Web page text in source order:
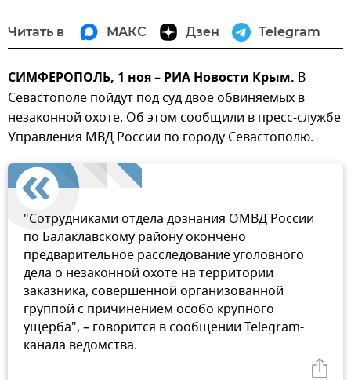
Читать в МАКС Дзен Telegram
СИМФЕРОПОЛЬ, 1 ноя – РИА Новости Крым. В
Севастополе пойдут под суд двое обвиняемых в
незаконной охоте. Об этом сообщили в пресс-службе
Управления МВД России по городу Севастополю.
"Сотрудниками отдела дознания ОМВД России
по Балаклавскому району окончено
предварительное расследование уголовного
дела о незаконной охоте на территории
заказника, совершенной организованной
группой с причинением особо крупного
ущерба", – говорится в сообщении Telegram-
канала ведомства.